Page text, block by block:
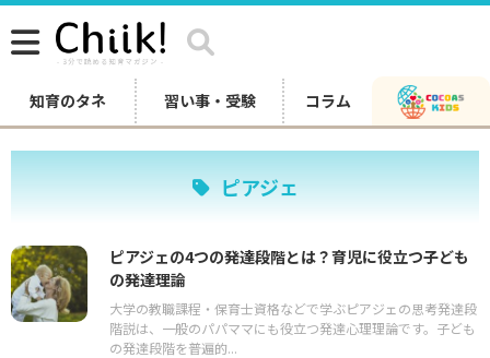
知育のタネ 習い事・受験 コラム
ピアジェ
ピアジェの4つの発達段階とは？育児に役立つ子ども
の発達理論
大学の教職課程・保育士資格などで学ぶピアジェの思考発達段
階説は、一般のパパママにも役立つ発達心理理論です。子ども
の発達段階を普遍的...